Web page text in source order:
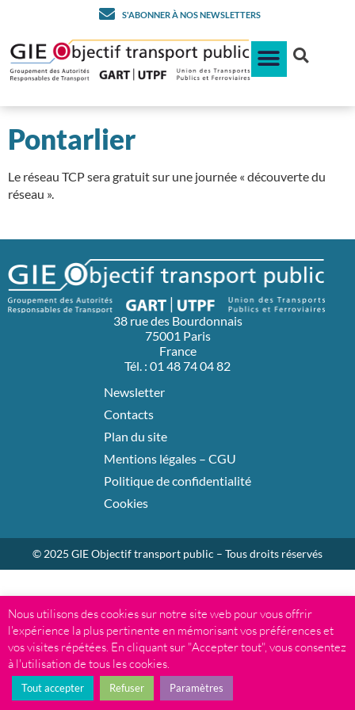
S'ABONNER À NOS NEWSLETTERS
Pontarlier
Le réseau TCP sera gratuit sur une journée « découverte du
réseau ».
38 rue des Bourdonnais
75001 Paris
France
Tél. : 01 48 74 04 82
Newsletter
Contacts
Plan du site
Mentions légales – CGU
Politique de confidentialité
Cookies
© 2025 GIE Objectif transport public – Tous droits réservés
Nous utilisons des cookies sur notre site web pour vous offrir
l'expérience la plus pertinente en mémorisant vos préférences et
vos visites répétées. En cliquant sur "Accepter tout", vous consentez
à l'utilisation de tous les cookies.
Tout accepter Refuser Paramètres